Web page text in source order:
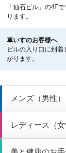
「仙石ビル」の4F
ります。
車いすのお客様へ
ビルの入り口に到
がります。
メンズ（男性）
レディース（女